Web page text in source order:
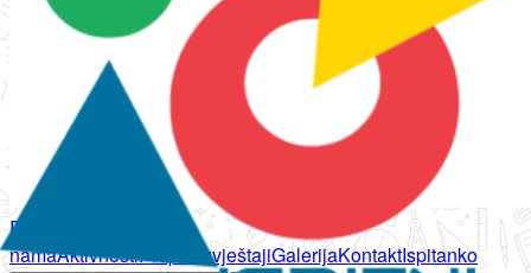
Početna
namaAktivnostiPropisi IzvještajiGalerijaKontaktIspitanko